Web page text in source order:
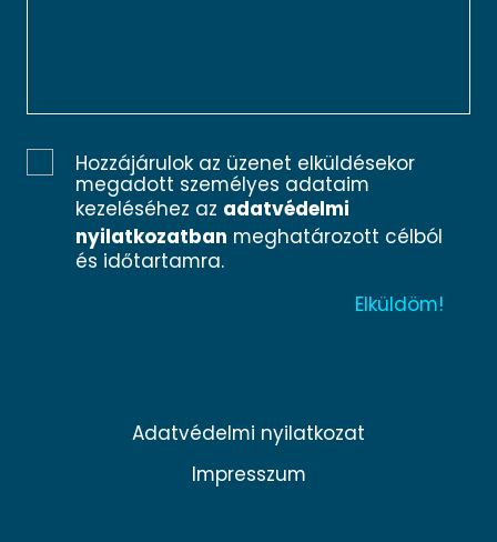
Hozzájárulok az üzenet elküldésekor
megadott személyes adataim
kezeléséhez az adatvédelmi
nyilatkozatban meghatározott célból
és időtartamra.
Adatvédelmi nyilatkozat
Impresszum